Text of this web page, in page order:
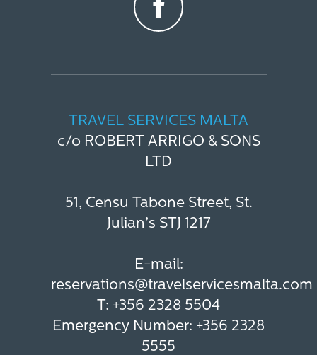
TRAVEL SERVICES MALTA
c/o ROBERT ARRIGO & SONS
LTD
51, Censu Tabone Street, St.
Julian’s STJ 1217
E-mail:
reservations@travelservicesmalta.com
T: +356 2328 5504
Emergency Number: +356 2328
5555